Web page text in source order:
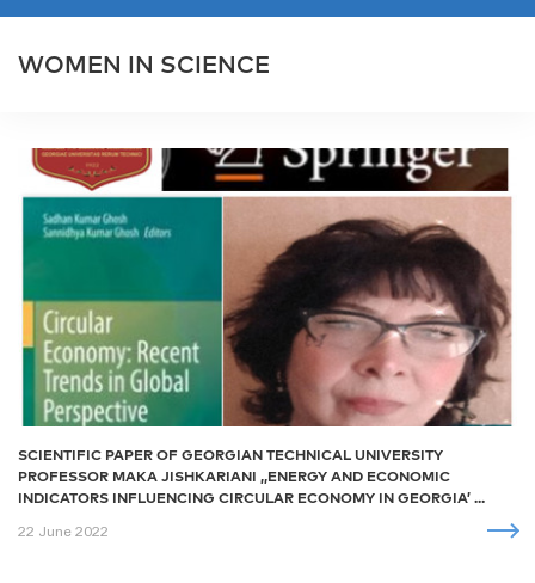
WOMEN IN SCIENCE
SCIENTIFIC PAPER OF GEORGIAN TECHNICAL UNIVERSITY
PROFESSOR MAKA JISHKARIANI ,,ENERGY AND ECONOMIC
INDICATORS INFLUENCING CIRCULAR ECONOMY IN GEORGIA’ ...
22 June 2022